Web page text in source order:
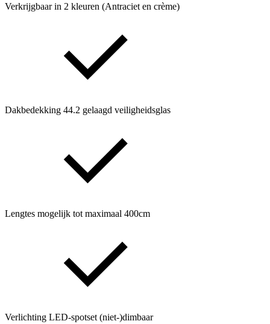
Verkrijgbaar in 2 kleuren (Antraciet en crème)
Dakbedekking 44.2 gelaagd veiligheidsglas
Lengtes mogelijk tot maximaal 400cm
Verlichting LED-spotset (niet-)dimbaar